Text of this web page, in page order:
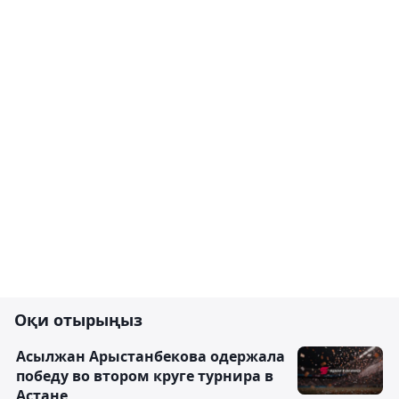
Оқи отырыңыз
Асылжан Арыстанбекова одержала
победу во втором круге турнира в